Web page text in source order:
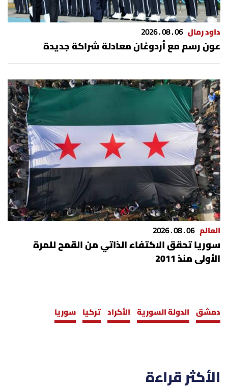
داود رمال 06 . 08 . 2026
عون رسم مع أردوغان معادلة شراكة جديدة
العالم 06 . 08 . 2026
سوريا تحقق الاكتفاء الذاتي من القمح للمرة
الأولى منذ 2011
دمشق الدولة السورية الأكراد تركيا سوريا
الأكثر قراءة